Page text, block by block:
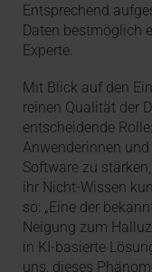
Entsprechend
Daten bestmöglich
Experte.
Mit Blick auf den
reinen Qualität der
entscheidende
Anwenderinnen
Software zu
ihr Nicht-Wissen
so: „Eine der
Neigung zum
in KI-basierte
uns, dieses